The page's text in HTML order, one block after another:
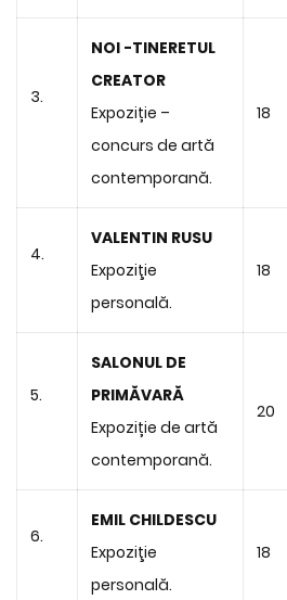
3.
NOI -TINERETUL
CREATOR
Expoziție –
concurs de artă
contemporană.
18
4.
VALENTIN RUSU
Expoziţie
personală.
18
5.
SALONUL DE
PRIMĂVARĂ
Expoziție de artă
contemporană.
20
6.
EMIL CHILDESCU
Expoziţie
personală.
18